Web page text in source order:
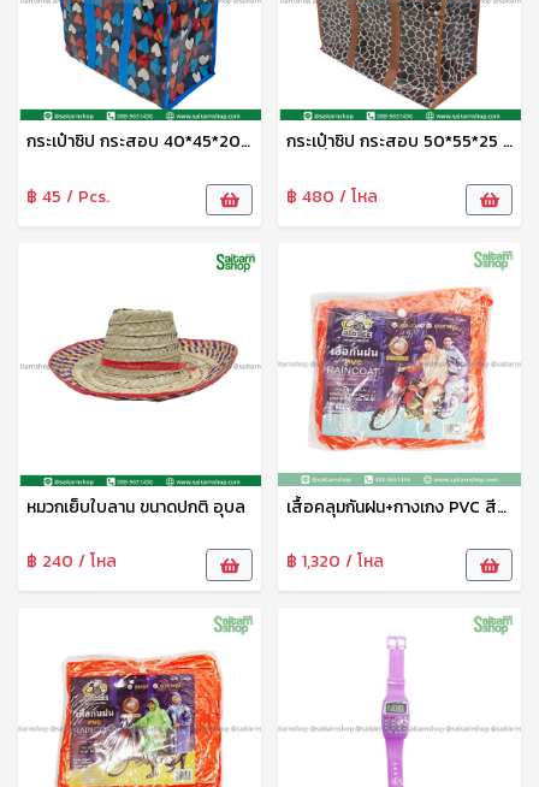
กระเป๋าซิป กระสอบ 40*45*20 ซม.No.16608 TL
฿ 45 / Pcs.
กระเปฺ๋าซิป กระสอบ 50*55*25 ซม.No.16610 TL
฿ 480 / โหล
หมวกเย็บใบลาน ขนาดปกติ อุบล
฿ 240 / โหล
เสื้อคลุมกันฝน+กางเกง PVC สีสะท้อนแสง B-84007 Bigbee
฿ 1,320 / โหล